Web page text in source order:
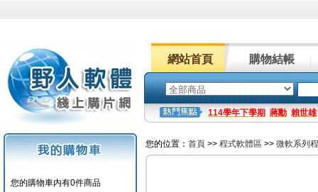
網站首頁 購物結帳
114學年下學期 蔣勳 賴世雄
您的購物車内有0件商品
您的位置： 首頁 >> 程式軟體區 >> 微軟系列